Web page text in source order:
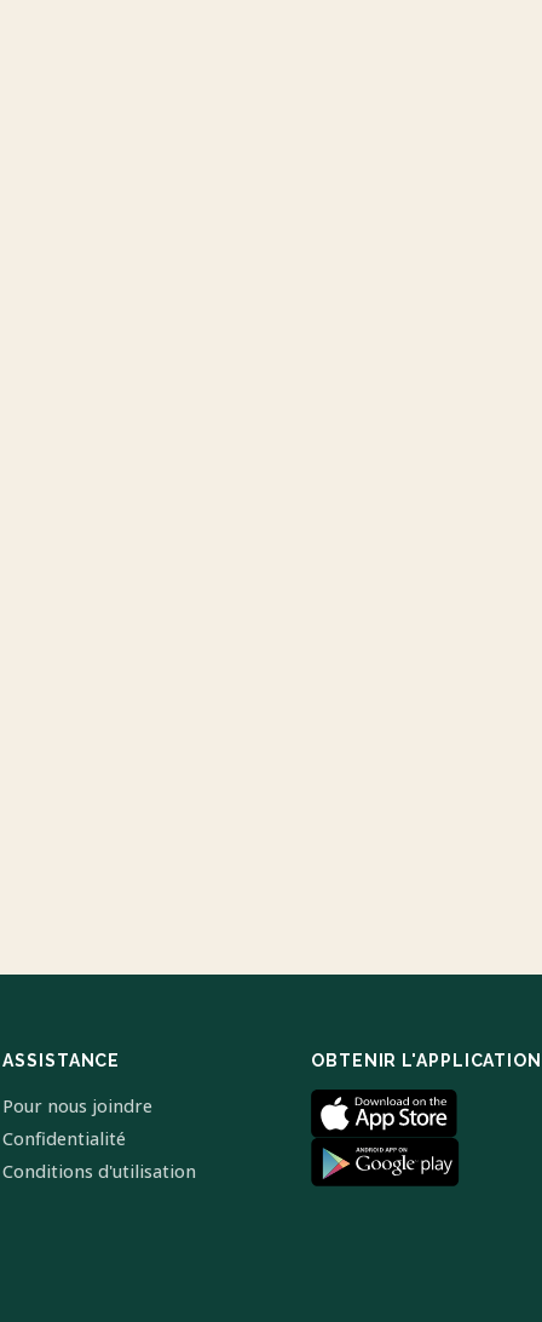
ASSISTANCE
Pour nous joindre
Confidentialité
Conditions d'utilisation
OBTENIR L'APPLICATION